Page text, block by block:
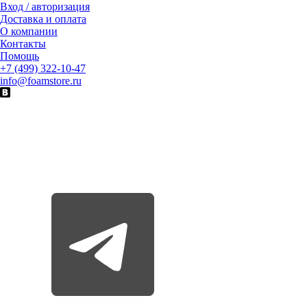
Вход / авторизация
Доставка и оплата
О компании
Контакты
Помощь
+7 (499) 322-10-47
info@foamstore.ru